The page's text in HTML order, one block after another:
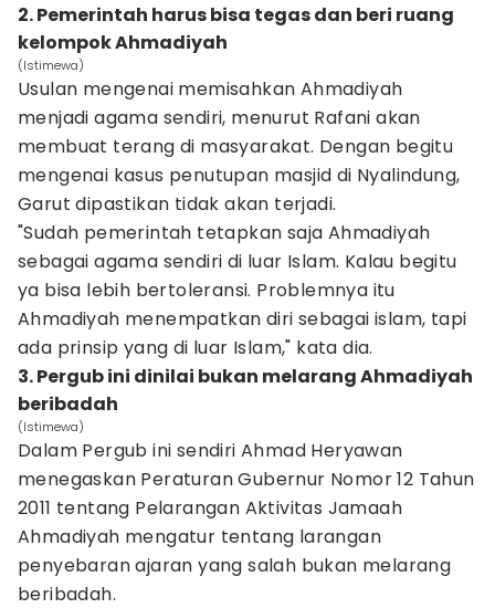
2. Pemerintah harus bisa tegas dan beri ruang
kelompok Ahmadiyah
(Istimewa)
Usulan mengenai memisahkan Ahmadiyah
menjadi agama sendiri, menurut Rafani akan
membuat terang di masyarakat. Dengan begitu
mengenai kasus penutupan masjid di Nyalindung,
Garut dipastikan tidak akan terjadi.
"Sudah pemerintah tetapkan saja Ahmadiyah
sebagai agama sendiri di luar Islam. Kalau begitu
ya bisa lebih bertoleransi. Problemnya itu
Ahmadiyah menempatkan diri sebagai islam, tapi
ada prinsip yang di luar Islam," kata dia.
3. Pergub ini dinilai bukan melarang Ahmadiyah
beribadah
(Istimewa)
Dalam Pergub ini sendiri Ahmad Heryawan
menegaskan Peraturan Gubernur Nomor 12 Tahun
2011 tentang Pelarangan Aktivitas Jamaah
Ahmadiyah mengatur tentang larangan
penyebaran ajaran yang salah bukan melarang
beribadah.